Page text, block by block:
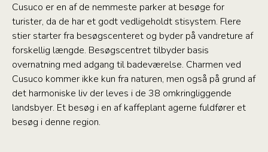
Cusuco er en af de nemmeste parker at besøge for
turister, da de har et godt vedligeholdt stisystem. Flere
stier starter fra besøgscenteret og byder på vandreture af
forskellig længde. Besøgscentret tilbyder basis
overnatning med adgang til badeværelse. Charmen ved
Cusuco kommer ikke kun fra naturen, men også på grund af
det harmoniske liv der leves i de 38 omkringliggende
landsbyer. Et besøg i en af kaffeplant agerne fuldfører et
besøg i denne region.